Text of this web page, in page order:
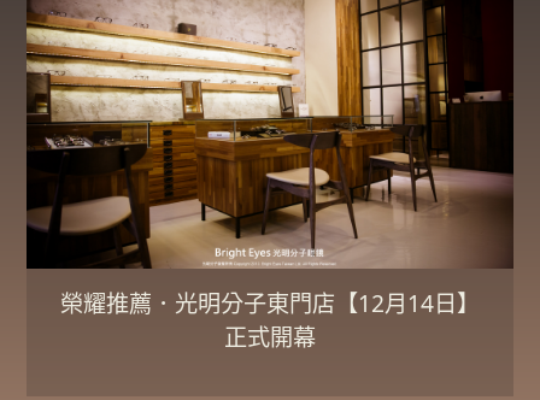
榮耀推薦．光明分子東門店【12月14日】
正式開幕